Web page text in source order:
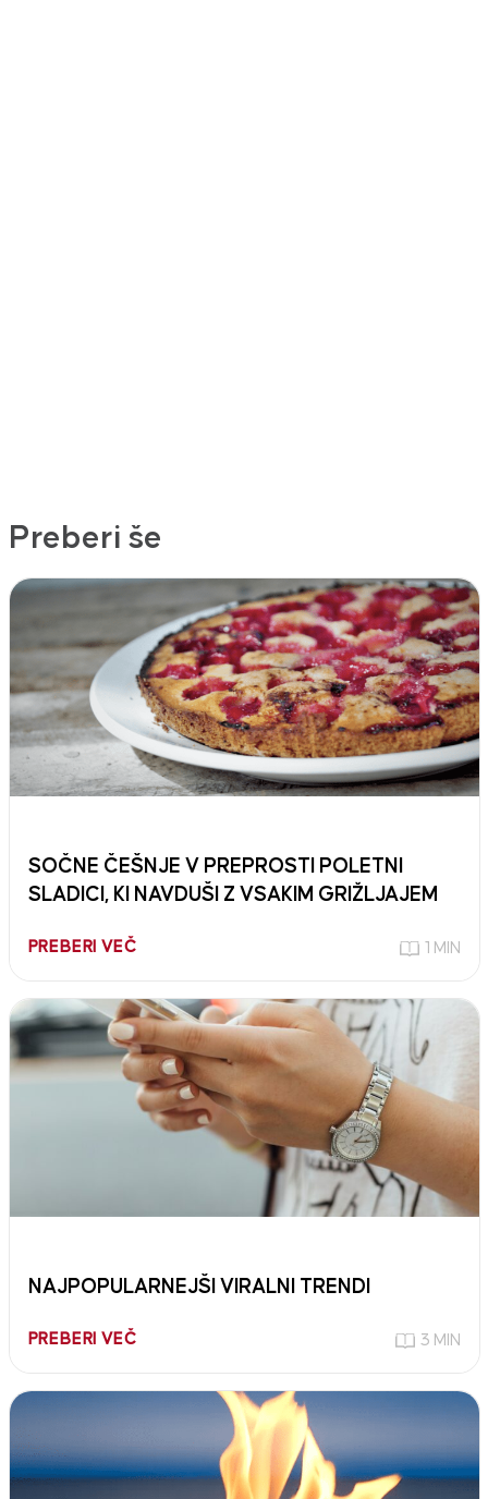
Preberi še
SOČNE ČEŠNJE V PREPROSTI POLETNI
SLADICI, KI NAVDUŠI Z VSAKIM GRIŽLJAJEM
PREBERI VEČ 1 MIN
NAJPOPULARNEJŠI VIRALNI TRENDI
PREBERI VEČ 3 MIN